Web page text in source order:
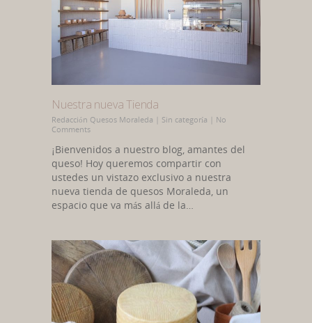
Nuestra nueva Tienda
Redacción Quesos Moraleda Sin categoría
No
Comments
¡Bienvenidos a nuestro blog, amantes del
queso! Hoy queremos compartir con
ustedes un vistazo exclusivo a nuestra
nueva tienda de quesos Moraleda, un
espacio que va más allá de la…